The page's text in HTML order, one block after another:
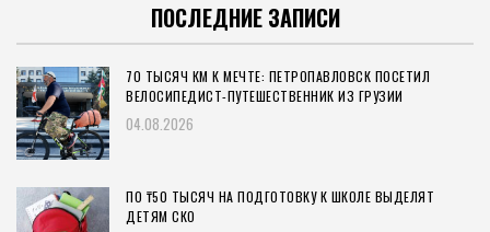
ПОСЛЕДНИЕ ЗАПИСИ
70 ТЫСЯЧ КМ К МЕЧТЕ: ПЕТРОПАВЛОВСК ПОСЕТИЛ
ВЕЛОСИПЕДИСТ-ПУТЕШЕСТВЕННИК ИЗ ГРУЗИИ
04.08.2026
ПО ₸50 ТЫСЯЧ НА ПОДГОТОВКУ К ШКОЛЕ ВЫДЕЛЯТ
ДЕТЯМ СКО